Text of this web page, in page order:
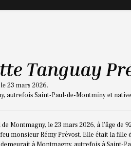
Tanguay
23 mars 2026.
autrefois Saint-Paul-de-Montminy et
Montmagny, le 23 mars 2026, à l'âge de
monsieur Rémy Prévost. Elle était la